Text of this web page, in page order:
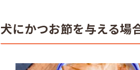
犬にかつお節を与える場